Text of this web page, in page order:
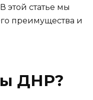
этой статье мы
преимущества и
ДНР?